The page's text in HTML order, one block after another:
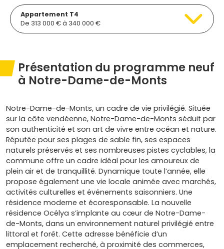
Appartement T4
De 313 000 € à 340 000 €
Présentation du programme neuf
à Notre-Dame-de-Monts
Notre-Dame-de-Monts, un cadre de vie privilégié. Située
sur la côte vendéenne, Notre-Dame-de-Monts séduit par
son authenticité et son art de vivre entre océan et nature.
Réputée pour ses plages de sable fin, ses espaces
naturels préservés et ses nombreuses pistes cyclables, la
commune offre un cadre idéal pour les amoureux de
plein air et de tranquillité. Dynamique toute l’année, elle
propose également une vie locale animée avec marchés,
activités culturelles et événements saisonniers. Une
résidence moderne et écoresponsable. La nouvelle
résidence Océlya s’implante au cœur de Notre-Dame-
de-Monts, dans un environnement naturel privilégié entre
littoral et forêt. Cette adresse bénéficie d’un
emplacement recherché, à proximité des commerces,